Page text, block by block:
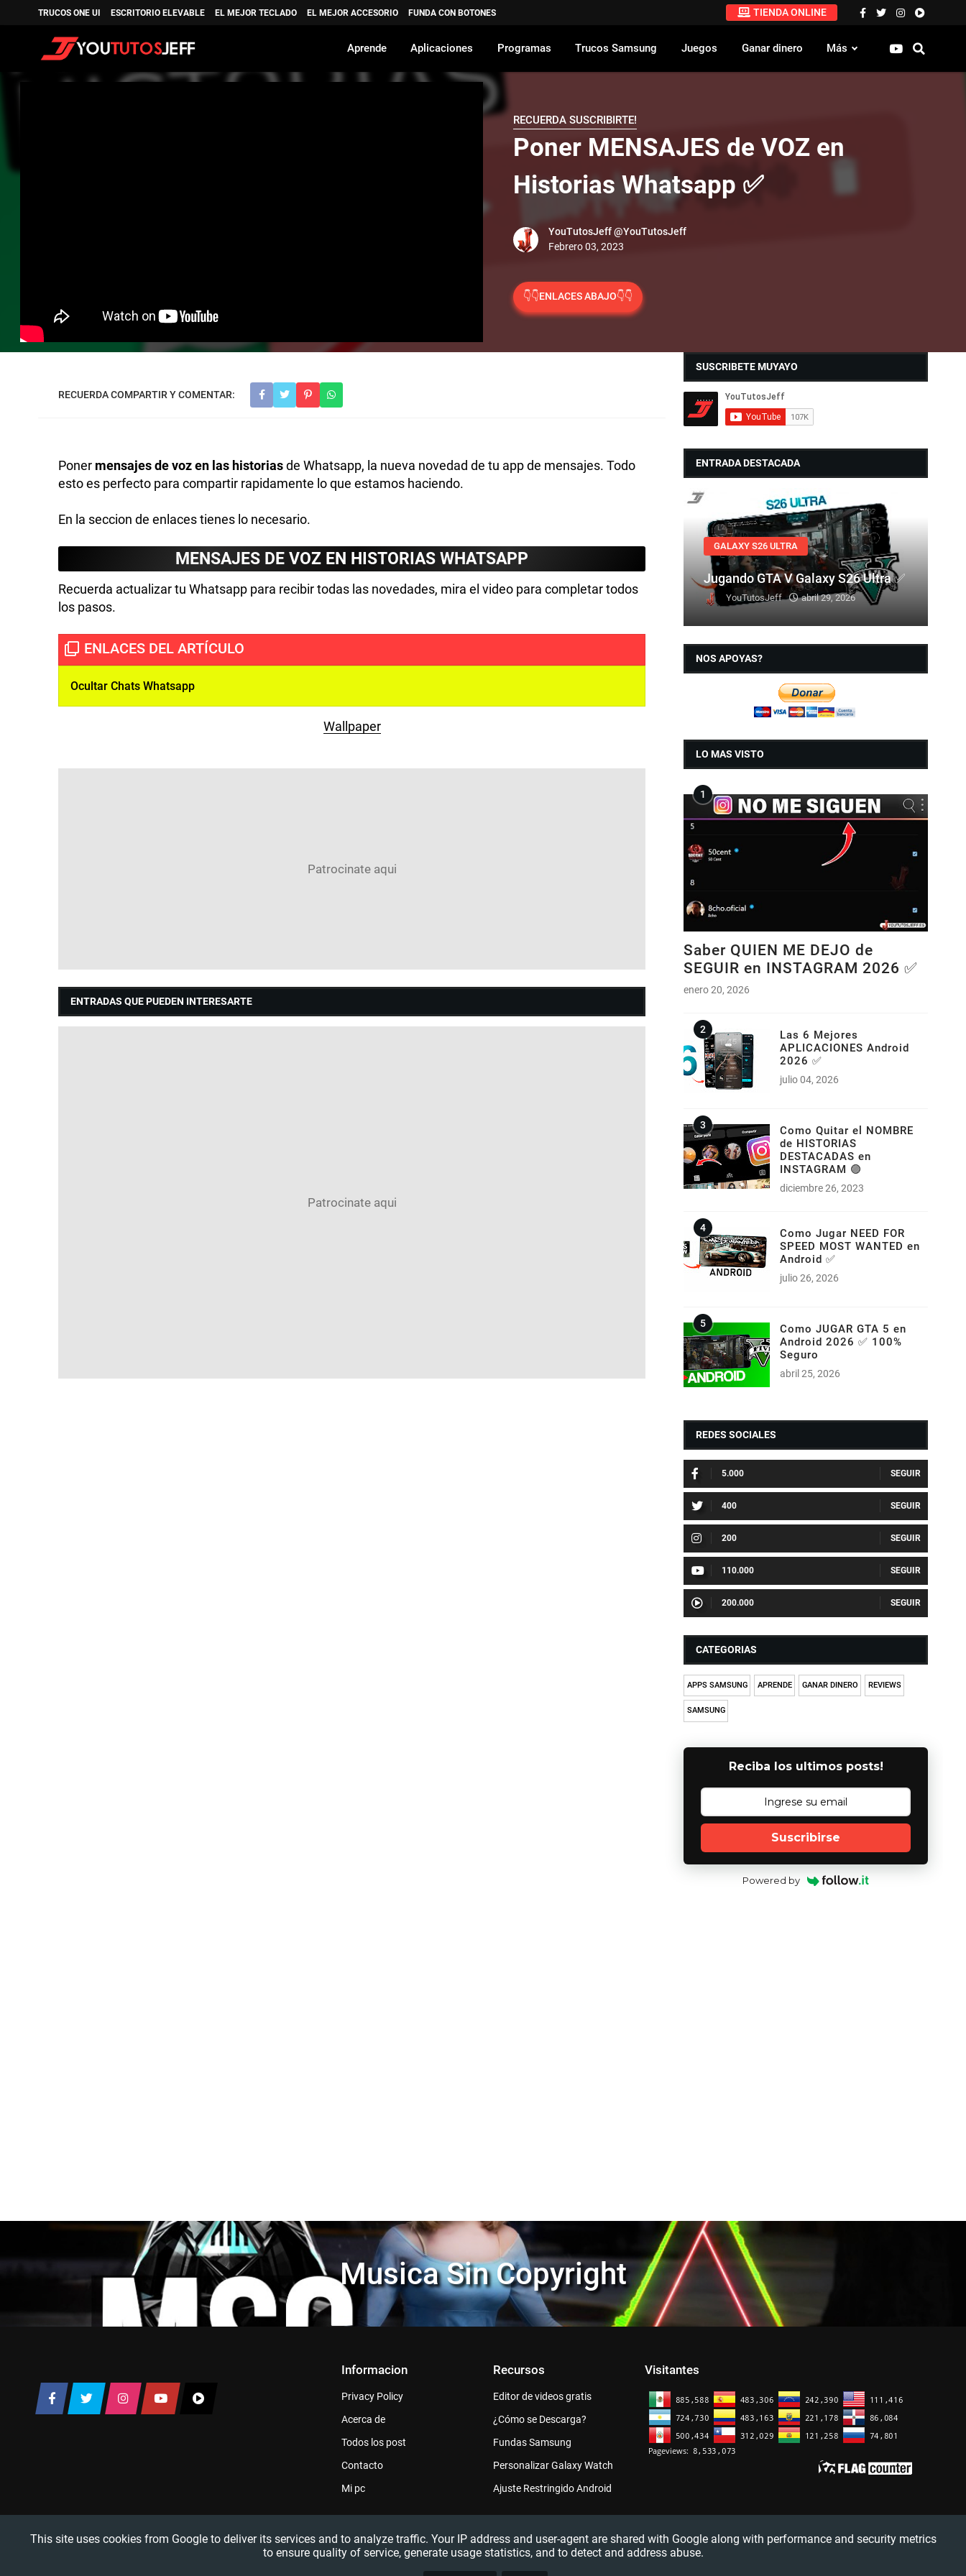
TRUCOS ONE UI ESCRITORIO ELEVABLE EL MEJOR TECLADO EL MEJOR ACCESORIO FUNDA CON BOTONES TIENDA ONLINE
Aprende Aplicaciones Programas Trucos Samsung Juegos Ganar dinero Más
Poner MENSAJES de VOZ en
Historias Whatsapp ✅
RECUERDA SUSCRIBIRTE!
👇👇ENLACES ABAJO👇👇
YouTutosJeff@YouTutosJeff
Poner mensajes de voz en las historiasde Whatsapp, la nueva novedad de tu app de mensajes. Todo
esto es perfecto para compartir rapidamente lo que estamos haciendo.
En la seccion de enlaces tienes lo necesario.
MENSAJES DE VOZ EN HISTORIAS WHATSAPP
Recuerda actualizar tu Whatsapp para recibir todas las novedades, mira el video para completar todos
los pasos.
Ocultar Chats Whatsapp
Wallpaper
ENTRADAS QUE PUEDEN INTERESARTE
SUSCRIBETE MUYAYO
ENTRADA DESTACADA
GALAXY S26 ULTRA
Jugando GTA V Galaxy S26 Ultra ✅
YouTutosJeff abril 29, 2026
NOS APOYAS?
LO MAS VISTO
Saber QUIEN ME DEJO de
SEGUIR en INSTAGRAM 2026 ✅
enero 20, 2026
Las 6 Mejores
APLICACIONES Android
2026 ✅
julio 04, 2026
Como Quitar el NOMBRE
de HISTORIAS
DESTACADAS en
INSTAGRAM 🟣
diciembre 26, 2023
Como Jugar NEED FOR
SPEED MOST WANTED en
Android ✅
julio 26, 2026
Como JUGAR GTA 5 en
Android 2026 ✅ 100%
Seguro
abril 25, 2026
REDES SOCIALES
5.000
400
200
110.000
200.000
CATEGORIAS
APPS SAMSUNG APRENDE GANAR DINERO REVIEWS
SAMSUNG
Reciba los ultimos posts!
Suscribirse
Powered by
Musica Sin Copyright
Informacion
Privacy Policy
Acerca de
Todos los post
Contacto
Mi pc
Recursos
Editor de videos gratis
¿Cómo se Descarga?
Fundas Samsung
Personalizar Galaxy Watch
Ajuste Restringido Android
Visitantes
This site uses cookies from Google to deliver its services and to analyze traffic. Your IP address and user-agent are shared with Google along with performance and security metrics
to ensure quality of service, generate usage statistics, and to detect and address abuse.